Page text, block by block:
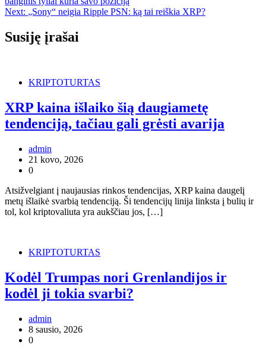
Next: „Sony“ neigia Ripple PSN: ką tai reiškia XRP?
Susiję įrašai
KRIPTOTURTAS
XRP kaina išlaiko šią daugiametę
tendenciją, tačiau gali grėsti avarija
admin
21 kovo, 2026
0
Atsižvelgiant į naujausias rinkos tendencijas, XRP kaina daugelį
metų išlaikė svarbią tendenciją. Ši tendencijų linija linksta į bulių ir
tol, kol kriptovaliuta yra aukščiau jos, […]
KRIPTOTURTAS
Kodėl Trumpas nori Grenlandijos ir
kodėl ji tokia svarbi?
admin
8 sausio, 2026
0